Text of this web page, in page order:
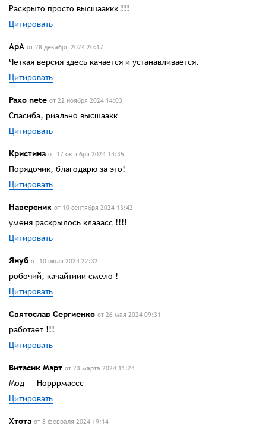
Раскрыто просто высшааккк !!!
Цитировать
АрА от 28 декабря 2024 20:17
Четкая версия здесь качается и устанавливается.
Цитировать
Paxo nete от 22 ноября 2024 14:03
Спасиба, риально высшаакк
Цитировать
Кристина от 17 октября 2024 14:35
Порядочик, благодарю за это!
Цитировать
Наверсник от 10 сентября 2024 13:42
уменя раскрылось клааасс !!!!
Цитировать
Януб от 10 июля 2024 22:32
робочий, качайтиии смело !
Цитировать
Святослав Сергиенко от 26 мая 2024 09:31
работает !!!
Цитировать
Витасик Март от 23 марта 2024 11:24
Мод - Норррмассс
Цитировать
Хтота от 8 февраля 2024 19:14